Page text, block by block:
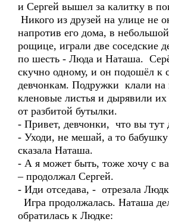
и Сергей вышел за калитку в
Никого из друзей на улице не
напротив его дома, в
рощице, играли две соседские
по шесть - Люда и Наташа.
скучно одному, и он подошёл к
девчонкам. Подружки клали на
кленовые листья и дырявили
от разбитой бутылки.
- Привет, девчонки, что вы тут
- Уходи, не мешай, а то бабушку
сказала Наташа.
- А я может быть, тоже хочу с
– продолжал Сергей.
- Иди отседава, - отрезала
Игра продолжалась. Наташа
обратилась к Людке: